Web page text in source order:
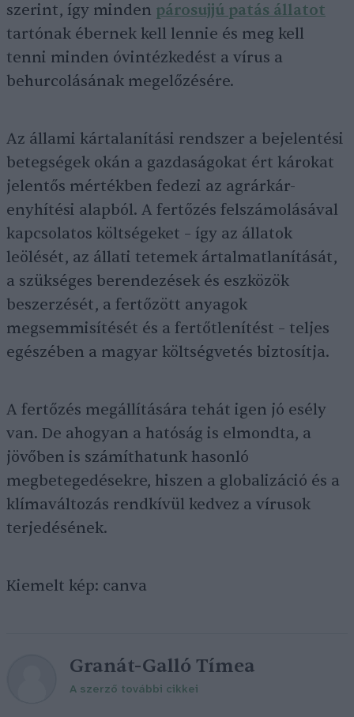
szerint, így minden párosujjú patás állatot
tartónak ébernek kell lennie és meg kell
tenni minden óvintézkedést a vírus a
behurcolásának megelőzésére.
Az állami kártalanítási rendszer a bejelentési
betegségek okán a gazdaságokat ért károkat
jelentős mértékben fedezi az agrárkár-
enyhítési alapból. A fertőzés felszámolásával
kapcsolatos költségeket – így az állatok
leölését, az állati tetemek ártalmatlanítását,
a szükséges berendezések és eszközök
beszerzését, a fertőzött anyagok
megsemmisítését és a fertőtlenítést – teljes
egészében a magyar költségvetés biztosítja.
A fertőzés megállítására tehát igen jó esély
van. De ahogyan a hatóság is elmondta, a
jövőben is számíthatunk hasonló
megbetegedésekre, hiszen a globalizáció és a
klímaváltozás rendkívül kedvez a vírusok
terjedésének.
Kiemelt kép: canva
Granát-Galló Tímea
A szerző további cikkei